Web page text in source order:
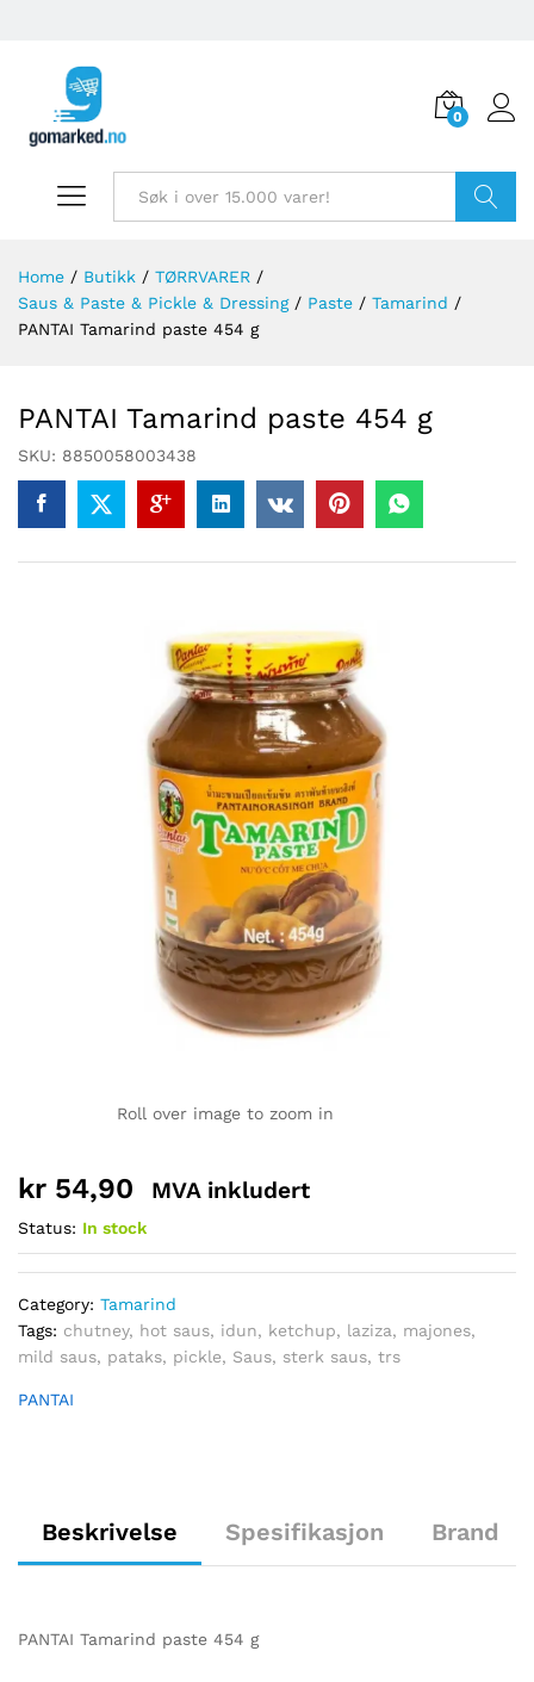
0
Home / Butikk / TØRRVARER /
Saus & Paste & Pickle & Dressing / Paste / Tamarind /
PANTAI Tamarind paste 454 g
PANTAI Tamarind paste 454 g
SKU: 8850058003438
Roll over image to zoom in
kr 54,90 MVA inkludert
Status: In stock
Category: Tamarind
Tags: chutney, hot saus, idun, ketchup, laziza, majones,
mild saus, pataks, pickle, Saus, sterk saus, trs
PANTAI
Beskrivelse Spesifikasjon Brand
PANTAI Tamarind paste 454 g